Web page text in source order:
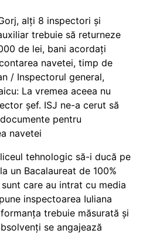
alți 8 inspectori și
trebuie să returneze
de lei, bani acordați
navetei, timp de
/ Inspectorul general,
La vremea aceea nu
șef. ISJ ne-a cerut să
pentru
navetei
tehnologic să-i ducă pe
un Bacalaureat de 100%
care au intrat cu media
inspectoarea Iuliana
trebuie măsurată și
se angajează